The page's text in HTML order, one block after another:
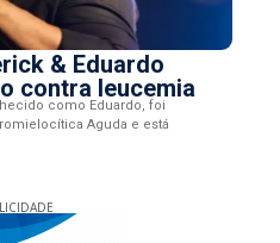
& Eduardo
contra leucemia
como Eduardo, foi
Aguda e está